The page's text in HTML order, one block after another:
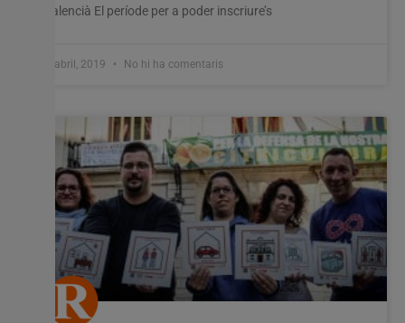
valencià El període per a poder inscriure’s
2 abril, 2019 No hi ha comentaris